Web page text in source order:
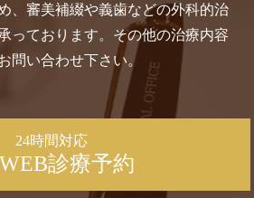
、審美補綴や義歯などの外科的治
っております。その他の治療内容
問い合わせ下さい。
24時間対応
WEB診療予約